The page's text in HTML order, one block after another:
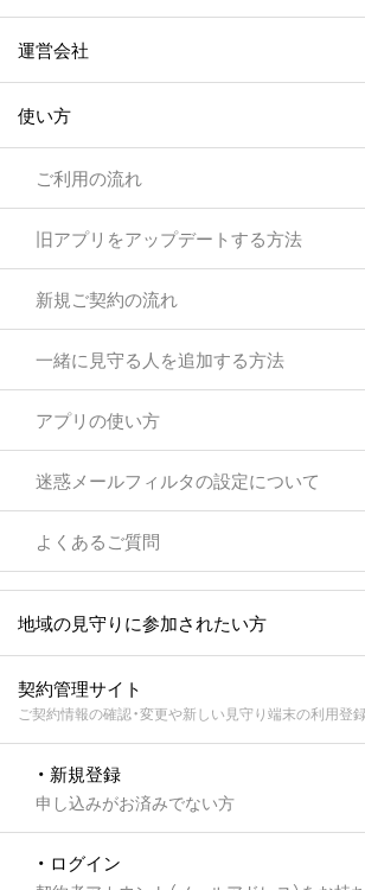
運営会社
使い方
ご利用の流れ
旧アプリをアップデートする方法
新規ご契約の流れ
一緒に見守る人を追加する方法
アプリの使い方
迷惑メールフィルタの設定について
よくあるご質問
地域の見守りに参加されたい方
契約管理サイト
ご契約情報の確認・変更や新しい見守り端末の利用登
・ 新規登録
申し込みがお済みでない方
・ ログイン